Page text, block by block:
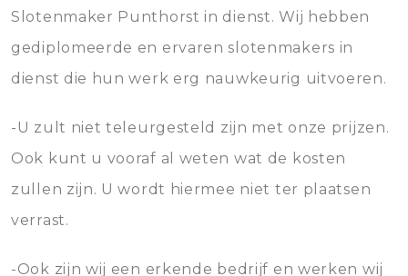
Slotenmaker Punthorst in dienst. Wij hebben
gediplomeerde en ervaren slotenmakers in
dienst die hun werk erg nauwkeurig uitvoeren.
-U zult niet teleurgesteld zijn met onze prijzen.
Ook kunt u vooraf al weten wat de kosten
zullen zijn. U wordt hiermee niet ter plaatsen
verrast.
-Ook zijn wij een erkende bedrijf en werken wij